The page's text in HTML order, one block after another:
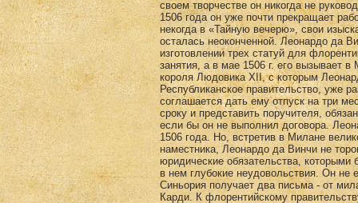
своем творчестве он никогда не
1506 года он уже почти прекращает
некогда в «Тайную вечерю», свои
осталась неоконченной. Леонардо да
изготовлении трех статуй для
занятия, а в мае 1506 г. его вызывает
короля Людовика XII, с которым
Республиканское правительство, уже
соглашается дать ему отпуск на три
сроку и представить поручителя,
если бы он не выполнил договора.
1506 года. Но, встретив в Милане
наместника, Леонардо да Винчи не
юридические обязательства, которыми
в нем глубокие неудовольствия. Он не
Синьория получает два письма - от
Карди. К флорентийскому